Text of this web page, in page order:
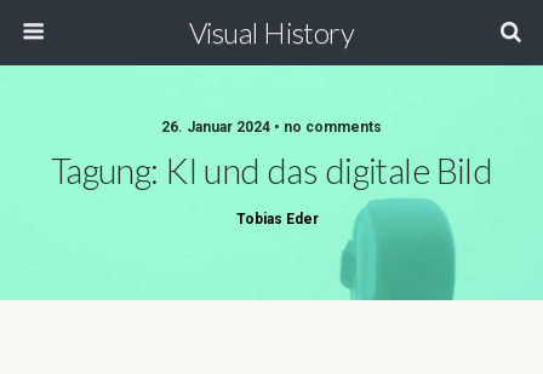
Visual History
26. Januar 2024 • no comments
Tagung: KI und das digitale Bild
Tobias Eder